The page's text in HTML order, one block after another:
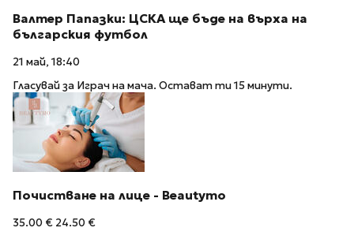
Валтер Папазки: ЦСКА ще бъде на върха на
българския футбол
21 май, 18:40
Гласувай за Играч на мача. Остават ти 15 минути.
Почистване на лице - Beautymo
35.00 € 24.50 €